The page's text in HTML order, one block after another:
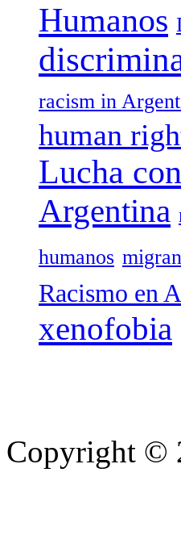
Humanos
racism in
human
Lucha
Argentina
humanos
Racismo en
xenofobia
Copyright ©